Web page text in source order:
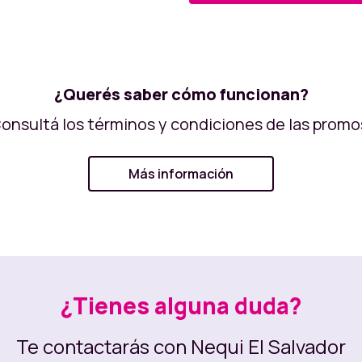
¿Querés saber cómo funcionan?
los términos y condiciones de las
Más información
¿Tienes alguna duda?
Te contactarás con Nequi El Salvador